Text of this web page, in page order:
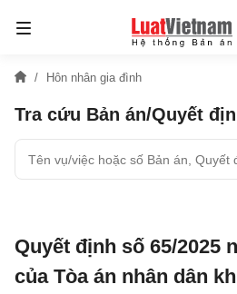
Hôn nhân gia đình
Tra cứu Bản án/Quyết
Quyết định số 65/2025
của Tòa án nhân dân